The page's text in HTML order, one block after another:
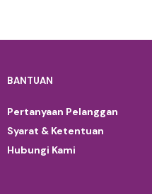
BANTUAN
Pertanyaan Pelanggan
Syarat & Ketentuan
Hubungi Kami